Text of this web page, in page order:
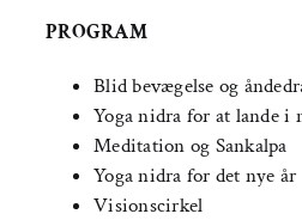
PROGRAM
Blid bevægelse og
Yoga nidra for at lande i
Meditation og Sankalpa
Yoga nidra for det nye år
Visionscirkel